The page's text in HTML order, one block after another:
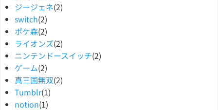
ジージェネ(2)
switch(2)
ポケ森(2)
ライオンズ(2)
ニンテンドースイッチ(2)
ゲーム(2)
真三国無双(2)
Tumblr(1)
notion(1)